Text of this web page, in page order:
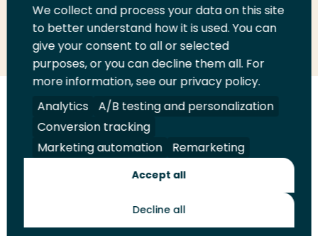
Deel
LinkedIn
Deel
op
Twitter
Deel
op
Facebook
Email
deze
pagina
Print
deze
pagina
Volg
ons
op
LinkedIn
Volg
ons
op
Facebook
Volg
ons
op
YouTube
Volg
ons
op
Instagram
Juridisch Security A-Z Index
Toekomstmakers
We collect and process your data on this site
to better understand how it is used. You can
give your consent to all or selected
purposes, or you can decline them all. For
more information, see our privacy policy.
Analytics
A/B testing and personalization
Conversion tracking
Marketing automation
Remarketing
Accept all
Decline all